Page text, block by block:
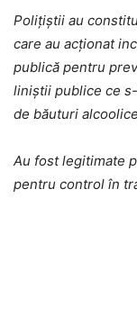
Polițiștii au
care au acţionat
publică pentru
liniştii publice ce
de băuturi
Au fost legitimate
pentru control în